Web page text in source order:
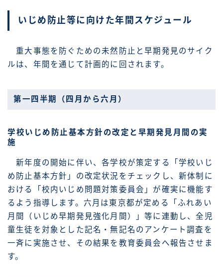
いじめ防止等に向けた年間スケジュール
重大事態を防ぐための未然防止と早期発見のサイク
ルは、年間を通じて計画的に回されます。
第一四半期（四月から六月）
学校いじめ防止基本方針の改定と早期発見月間の実
施
新年度の開始に伴い、各学校が策定する「学校いじ
め防止基本方針」の改定状況をチェックし、新体制に
おける「校内いじめ問題対策委員会」が確実に機能す
るよう指導します。六月は東京都が定める「ふれあい
月間（いじめ早期発見強化月間）」等に連動し、全児
童生徒を対象とした記名・無記名のアンケート調査を
一斉に実施させ、その結果を教育委員会へ報告させま
す。